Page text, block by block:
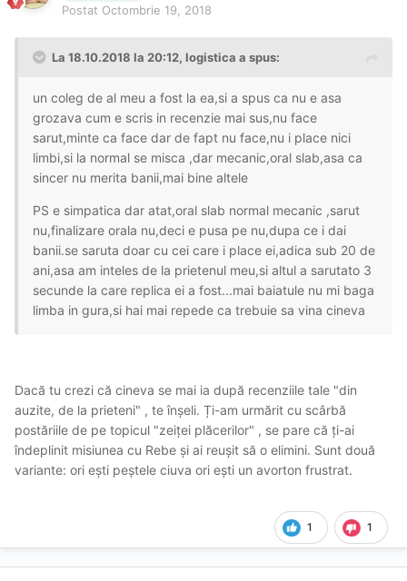
Postat Octombrie 19, 2018
La 18.10.2018 la 20:12, logistica a spus:
un coleg de al meu a fost la ea,si a spus ca nu e asa
grozava cum e scris in recenzie mai sus,nu face
sarut,minte ca face dar de fapt nu face,nu i place nici
limbi,si la normal se misca ,dar mecanic,oral slab,asa ca
sincer nu merita banii,mai bine altele
PS e simpatica dar atat,oral slab normal mecanic ,sarut
nu,finalizare orala nu,deci e pusa pe nu,dupa ce i dai
banii.se saruta doar cu cei care i place ei,adica sub 20 de
ani,asa am inteles de la prietenul meu,si altul a sarutato 3
secunde la care replica ei a fost...mai baiatule nu mi baga
limba in gura,si hai mai repede ca trebuie sa vina cineva
Dacă tu crezi că cineva se mai ia după recenziile tale "din
auzite, de la prieteni" , te înșeli. Ți-am urmărit cu scârbă
postăriile de pe topicul "zeiței plăcerilor" , se pare că ți-ai
îndeplinit misiunea cu Rebe și ai reușit să o elimini. Sunt două
variante: ori ești peștele ciuva ori ești un avorton frustrat.
1 1